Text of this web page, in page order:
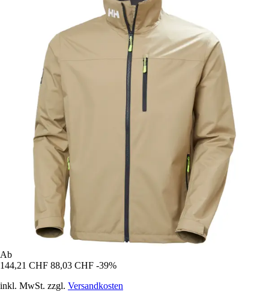
Ab
144,21 CHF 88,03 CHF -39%
inkl. MwSt. zzgl. Versandkosten